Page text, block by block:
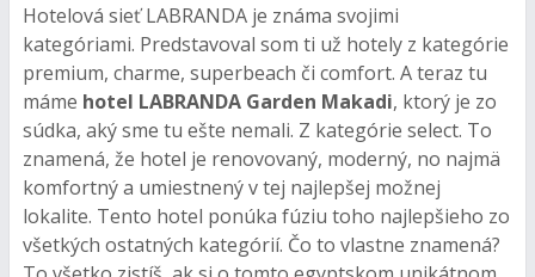
Hotelová sieť LABRANDA je známa svojimi
kategóriami. Predstavoval som ti už hotely z kategórie
premium, charme, superbeach či comfort. A teraz tu
máme hotel LABRANDA Garden Makadi, ktorý je zo
súdka, aký sme tu ešte nemali. Z kategórie select. To
znamená, že hotel je renovovaný, moderný, no najmä
komfortný a umiestnený v tej najlepšej možnej
lokalite. Tento hotel ponúka fúziu toho najlepšieho zo
všetkých ostatných kategórií. Čo to vlastne znamená?